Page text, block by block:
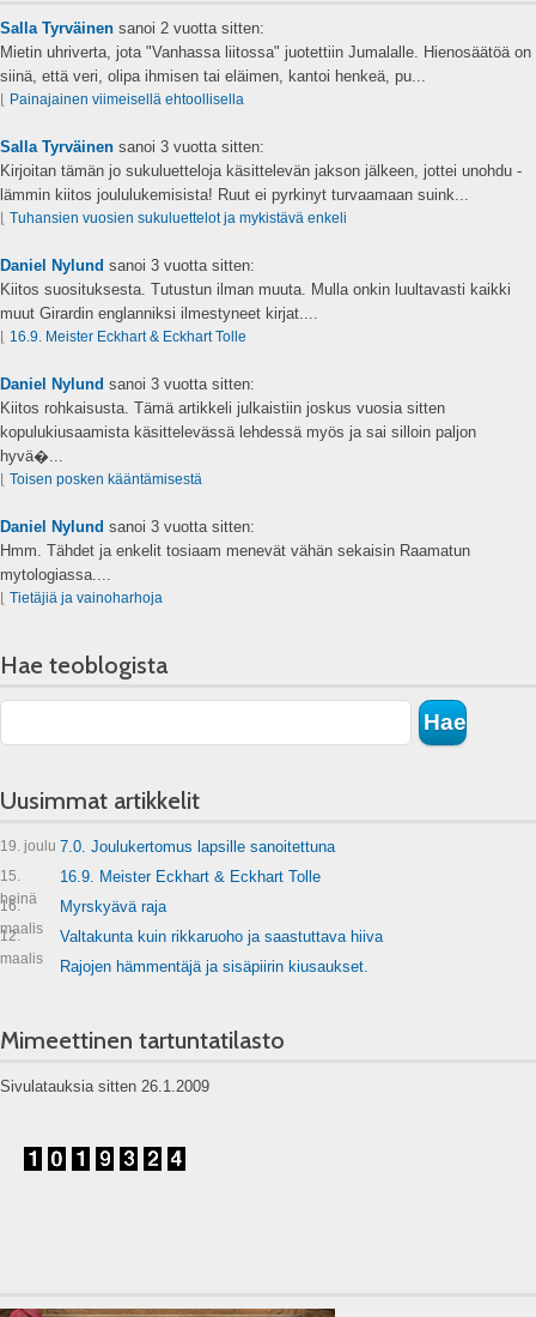
Salla Tyrväinen sanoi 2 vuotta sitten:
Mietin uhriverta, jota "Vanhassa liitossa" juotettiin Jumalalle. Hienosäätöä on
siinä, että veri, olipa ihmisen tai eläimen, kantoi henkeä, pu...
⌊ Painajainen viimeisellä ehtoollisella
Salla Tyrväinen sanoi 3 vuotta sitten:
Kirjoitan tämän jo sukuluetteloja käsittelevän jakson jälkeen, jottei unohdu -
lämmin kiitos joululukemisista! Ruut ei pyrkinyt turvaamaan suink...
⌊ Tuhansien vuosien sukuluettelot ja mykistävä enkeli
Daniel Nylund sanoi 3 vuotta sitten:
Kiitos suosituksesta. Tutustun ilman muuta. Mulla onkin luultavasti kaikki
muut Girardin englanniksi ilmestyneet kirjat....
⌊ 16.9. Meister Eckhart & Eckhart Tolle
Daniel Nylund sanoi 3 vuotta sitten:
Kiitos rohkaisusta. Tämä artikkeli julkaistiin joskus vuosia sitten
kopulukiusaamista käsittelevässä lehdessä myös ja sai silloin paljon
hyvä�...
⌊ Toisen posken kääntämisestä
Daniel Nylund sanoi 3 vuotta sitten:
Hmm. Tähdet ja enkelit tosiaam menevät vähän sekaisin Raamatun
mytologiassa....
⌊ Tietäjiä ja vainoharhoja
Hae teoblogista
Uusimmat artikkelit
19. joulu 7.0. Joulukertomus lapsille sanoitettuna
15.
heinä
16.9. Meister Eckhart & Eckhart Tolle
16.
maalis
Myrskyävä raja
12.
maalis
Valtakunta kuin rikkaruoho ja saastuttava hiiva
Rajojen hämmentäjä ja sisäpiirin kiusaukset.
Mimeettinen tartuntatilasto
Sivulatauksia sitten 26.1.2009